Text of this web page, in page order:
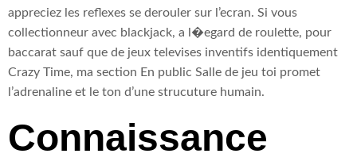
appreciez les reflexes se derouler sur l’ecran. Si vous
collectionneur avec blackjack, a l�egard de roulette, pour
baccarat sauf que de jeux televises inventifs identiquement
Crazy Time, ma section En public Salle de jeu toi promet
l’adrenaline et le ton d’une strucuture humain.
Connaissance